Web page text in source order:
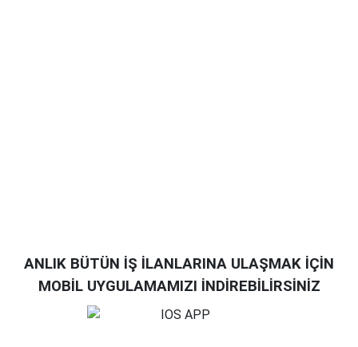
ANLIK BÜTÜN İŞ İLANLARINA ULAŞMAK İÇİN
MOBİL UYGULAMAMIZI İNDİREBİLİRSİNİZ